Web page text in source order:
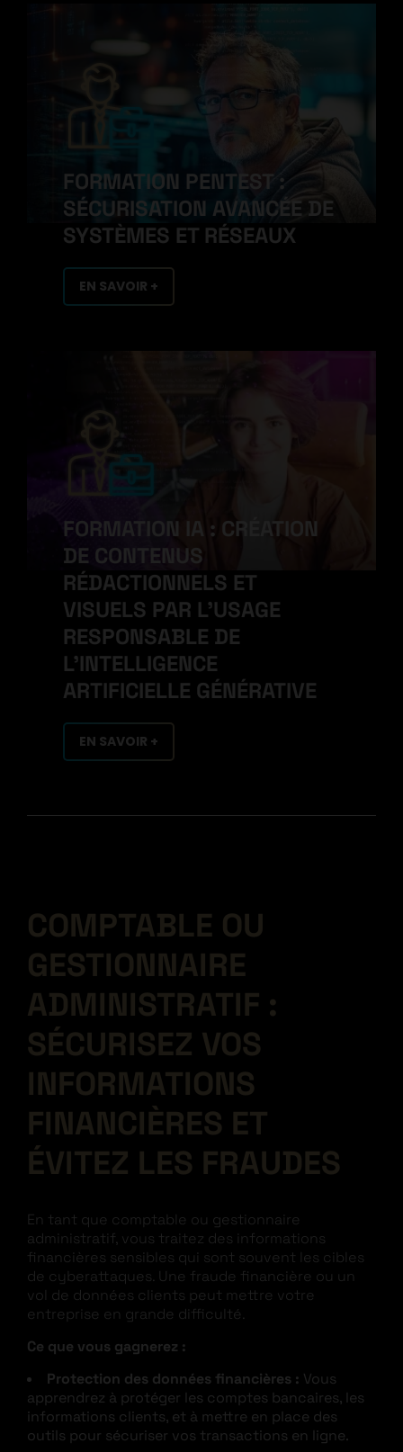
FORMATION PENTEST :
SÉCURISATION AVANCÉE DE
SYSTÈMES ET RÉSEAUX
EN SAVOIR +
FORMATION IA : CRÉATION
DE CONTENUS
RÉDACTIONNELS ET
VISUELS PAR L'USAGE
RESPONSABLE DE
L'INTELLIGENCE
ARTIFICIELLE GÉNÉRATIVE
EN SAVOIR +
COMPTABLE OU
GESTIONNAIRE
ADMINISTRATIF :
SÉCURISEZ VOS
INFORMATIONS
FINANCIÈRES ET
ÉVITEZ LES FRAUDES
En tant que comptable ou gestionnaire
administratif, vous traitez des informations
financières sensibles qui sont souvent les cibles
de cyberattaques. Une fraude financière ou un
vol de données clients peut mettre votre
entreprise en grande difficulté.
Ce que vous gagnerez :
Protection des données financières : Vous
apprendrez à protéger les comptes bancaires, les
informations clients, et à mettre en place des
outils pour sécuriser vos transactions en ligne.